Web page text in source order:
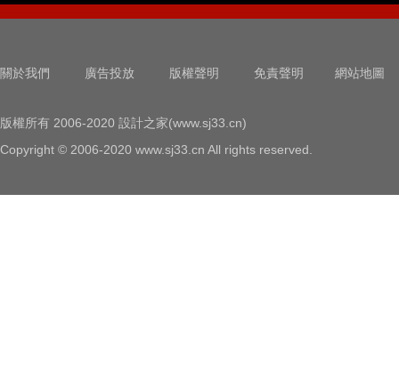
關於我們 廣告投放 版權聲明 免責聲明 網站地圖
版權所有 2006-2020 設計之家(www.sj33.cn)
Copyright © 2006-2020 www.sj33.cn All rights reserved.